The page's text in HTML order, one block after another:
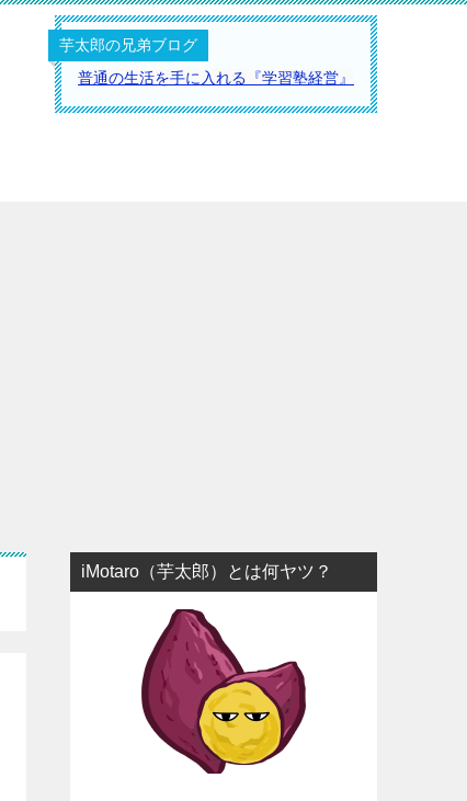
芋太郎の兄弟ブログ
普通の生活を手に入れる『学習塾経営』
iMotaro（芋太郎）とは何ヤツ？